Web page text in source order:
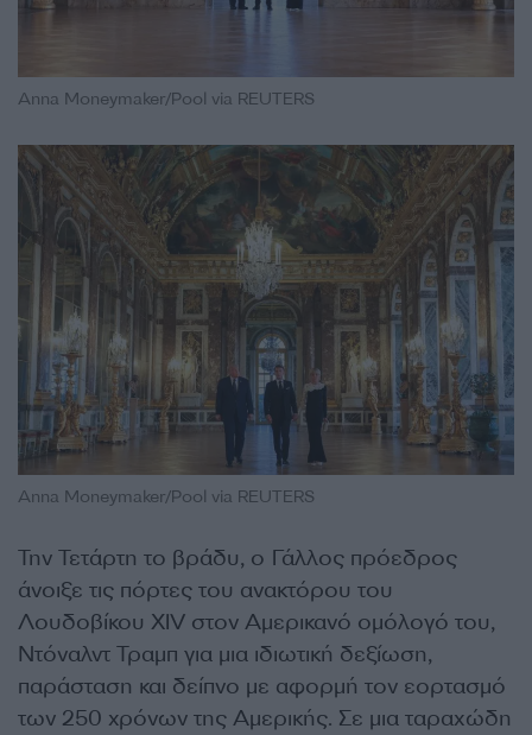
Anna Moneymaker/Pool via REUTERS
Anna Moneymaker/Pool via REUTERS
Την Τετάρτη το βράδυ, ο Γάλλος πρόεδρος
άνοιξε τις πόρτες του ανακτόρου του
Λουδοβίκου XIV στον Αμερικανό ομόλογό του,
Ντόναλντ Τραμπ για μια ιδιωτική δεξίωση,
παράσταση και δείπνο με αφορμή τον εορτασμό
των 250 χρόνων της Αμερικής. Σε μια ταραχώδη